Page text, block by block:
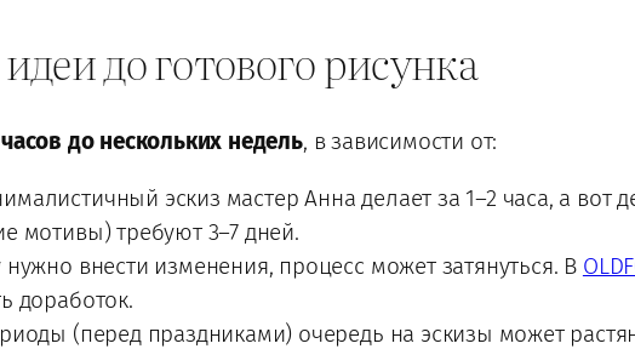
до готового рисунка
до нескольких недель, в зависимости от:
эскиз мастер Анна делает за 1–2 часа, а вот
мотивы) требуют 3–7 дней.
нужно внести изменения, процесс может затянуться. В
доработок.
(перед праздниками) очередь на эскизы может